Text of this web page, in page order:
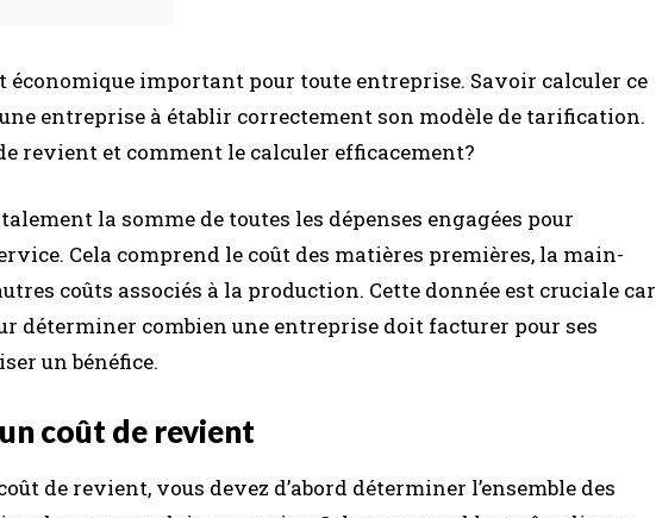
économique important pour toute entreprise. Savoir calculer ce
entreprise à établir correctement son modèle de tarification.
revient et comment le calculer efficacement?
la somme de toutes les dépenses engagées pour
Cela comprend le coût des matières premières, la main-
coûts associés à la production. Cette donnée est cruciale car
déterminer combien une entreprise doit facturer pour ses
un bénéfice.
coût de revient
de revient, vous devez d’abord déterminer l’ensemble des